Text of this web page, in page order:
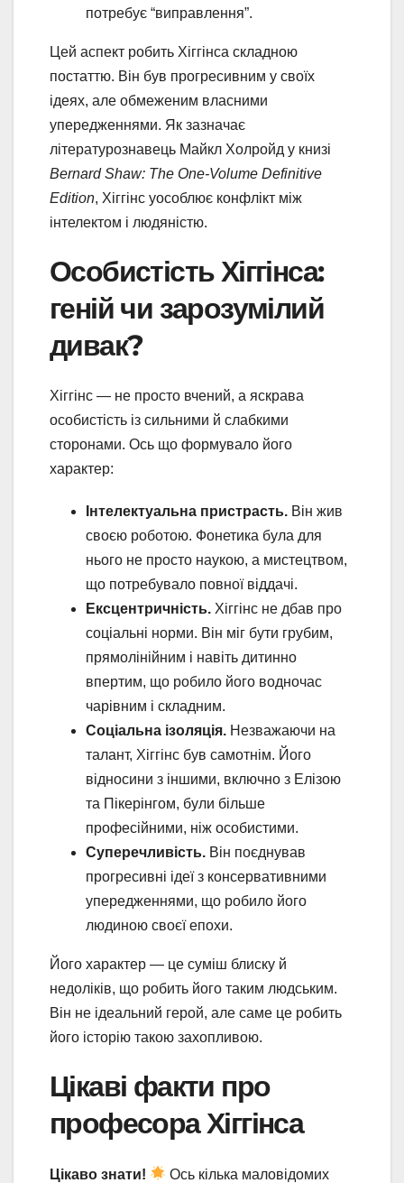
потребує “виправлення”.
Цей аспект робить Хіггінса складною
постаттю. Він був прогресивним у своїх
ідеях, але обмеженим власними
упередженнями. Як зазначає
літературознавець Майкл Холройд у книзі
Bernard Shaw: The One-Volume Definitive
Edition, Хіггінс уособлює конфлікт між
інтелектом і людяністю.
Особистість Хіггінса:
геній чи зарозумілий
дивак?
Хіггінс — не просто вчений, а яскрава
особистість із сильними й слабкими
сторонами. Ось що формувало його
характер:
Інтелектуальна пристрасть. Він жив
своєю роботою. Фонетика була для
нього не просто наукою, а мистецтвом,
що потребувало повної віддачі.
Ексцентричність. Хіггінс не дбав про
соціальні норми. Він міг бути грубим,
прямолінійним і навіть дитинно
впертим, що робило його водночас
чарівним і складним.
Соціальна ізоляція. Незважаючи на
талант, Хіггінс був самотнім. Його
відносини з іншими, включно з Елізою
та Пікерінгом, були більше
професійними, ніж особистими.
Суперечливість. Він поєднував
прогресивні ідеї з консервативними
упередженнями, що робило його
людиною своєї епохи.
Його характер — це суміш блиску й
недоліків, що робить його таким людським.
Він не ідеальний герой, але саме це робить
його історію такою захопливою.
Цікаві факти про
професора Хіггінса
Цікаво знати!
Ось кілька маловідомих